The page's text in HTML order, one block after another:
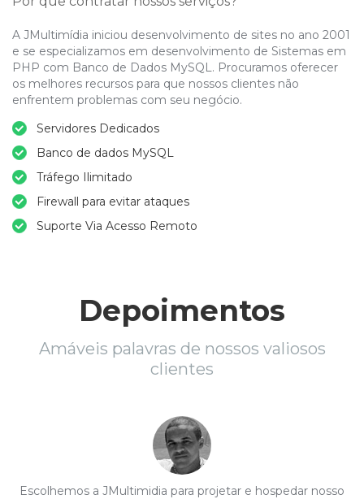
A JMultimídia iniciou desenvolvimento de sites no ano 2001
e se especializamos em desenvolvimento de Sistemas em
PHP com Banco de Dados MySQL. Procuramos oferecer
os melhores recursos para que nossos clientes não
enfrentem problemas com seu negócio.
Servidores Dedicados
Banco de dados MySQL
Tráfego Ilimitado
Firewall para evitar ataques
Suporte Via Acesso Remoto
Depoimentos
Amáveis palavras de nossos valiosos
clientes
Escolhemos a JMultimidia para projetar e hospedar nosso